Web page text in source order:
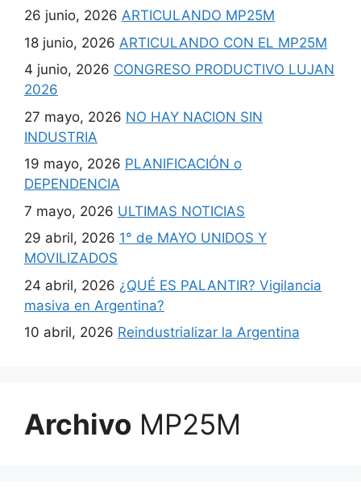
26 junio, 2026 ARTICULANDO MP25M
18 junio, 2026 ARTICULANDO CON EL MP25M
4 junio, 2026 CONGRESO PRODUCTIVO LUJAN
2026
27 mayo, 2026 NO HAY NACION SIN
INDUSTRIA
19 mayo, 2026 PLANIFICACIÓN o
DEPENDENCIA
7 mayo, 2026 ULTIMAS NOTICIAS
29 abril, 2026 1° de MAYO UNIDOS Y
MOVILIZADOS
24 abril, 2026 ¿QUÉ ES PALANTIR? Vigilancia
masiva en Argentina?
10 abril, 2026 Reindustrializar la Argentina
Archivo MP25M